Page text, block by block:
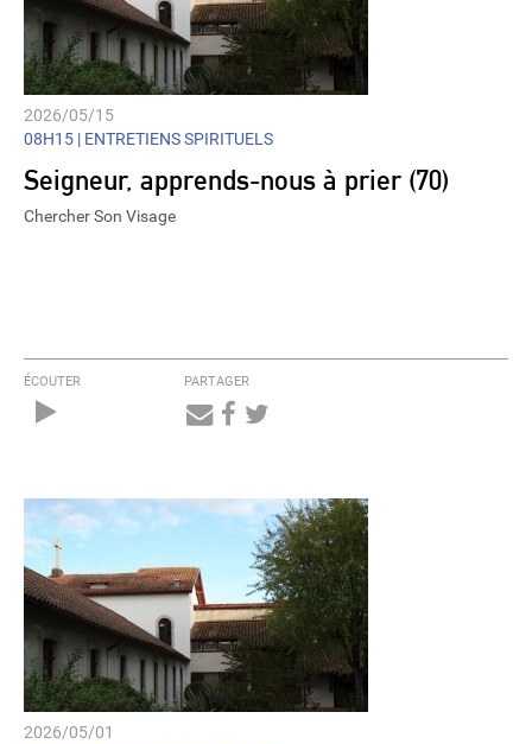
2026/05/15
08H15 | ENTRETIENS SPIRITUELS
Seigneur, apprends-nous à prier (70)
Chercher Son Visage
ÉCOUTER PARTAGER
2026/05/01